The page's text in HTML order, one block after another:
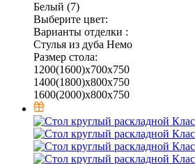
Белый (7)
Выберите цвет:
Варианты отделки :
Стулья из дуба Немо
Размер стола:
1200(1600)х700х750
1400(1800)х800х750
1600(2000)х800х750